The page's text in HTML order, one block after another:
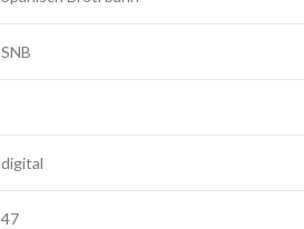
SNB
digital
47